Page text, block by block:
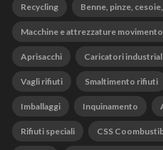
Recycling Benne, pinze,
Macchine e attrezzature
Aprisacchi Caricatori
Vagli rifiuti Smaltimento rifiuti
Imballaggi Inquinamento
Rifiuti speciali CSS